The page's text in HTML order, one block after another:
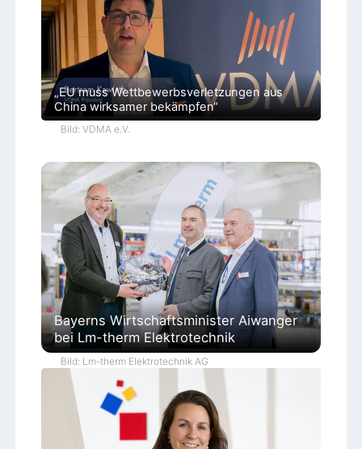
„EU muss Wettbewerbsverletzungen aus
China wirksamer bekämpfen“
Bild: VDMA e.V.
Bayerns Wirtschaftsminister Aiwanger
bei Lm-therm Elektrotechnik
Bild: Lm-therm Elektrotechnik AG